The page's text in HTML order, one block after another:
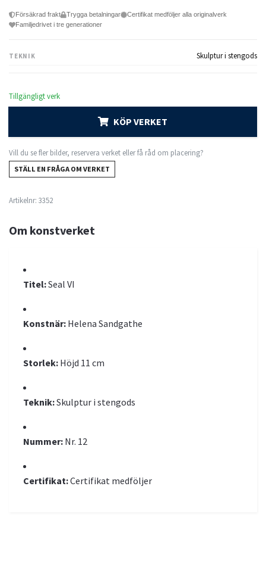
Försäkrad frakt Trygga betalningar
Certifikat medföljer alla originalverk
Familjedrivet i tre generationer
TEKNIK Skulptur i stengods
Tillgängligt verk
KÖP VERKET
Vill du se fler bilder, reservera verket eller få råd om placering?
STÄLL EN FRÅGA OM VERKET
Artikelnr: 3352
Om konstverket
Titel:Seal VI
Konstnär: Helena Sandgathe
Storlek: Höjd 11 cm
Teknik:Skulptur i stengods
Nummer: Nr. 12
Certifikat:Certifikat medföljer